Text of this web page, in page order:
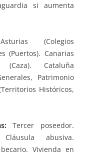
si aumenta
Asturias (Colegios
(Puertos). Canarias
Cataluña
Patrimonio
Históricos,
Tercer poseedor.
abusiva.
Vivienda en